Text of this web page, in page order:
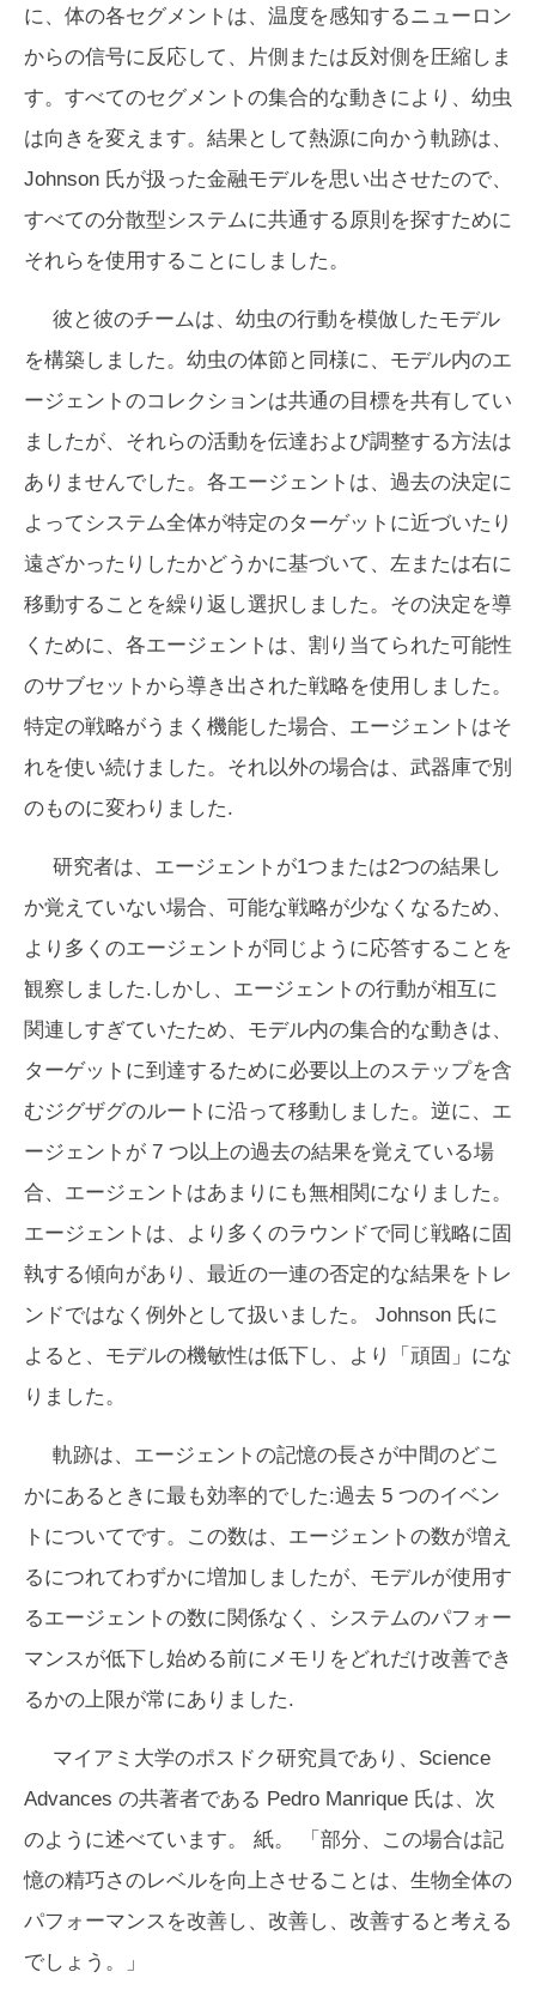
に、体の各セグメントは、温度を感知するニューロン
からの信号に反応して、片側または反対側を圧縮しま
す。すべてのセグメントの集合的な動きにより、幼虫
は向きを変えます。結果として熱源に向かう軌跡は、
Johnson 氏が扱った金融モデルを思い出させたので、
すべての分散型システムに共通する原則を探すために
それらを使用することにしました。
彼と彼のチームは、幼虫の行動を模倣したモデル
を構築しました。幼虫の体節と同様に、モデル内のエ
ージェントのコレクションは共通の目標を共有してい
ましたが、それらの活動を伝達および調整する方法は
ありませんでした。各エージェントは、過去の決定に
よってシステム全体が特定のターゲットに近づいたり
遠ざかったりしたかどうかに基づいて、左または右に
移動することを繰り返し選択しました。その決定を導
くために、各エージェントは、割り当てられた可能性
のサブセットから導き出された戦略を使用しました。
特定の戦略がうまく機能した場合、エージェントはそ
れを使い続けました。それ以外の場合は、武器庫で別
のものに変わりました.
研究者は、エージェントが1つまたは2つの結果し
か覚えていない場合、可能な戦略が少なくなるため、
より多くのエージェントが同じように応答することを
観察しました.しかし、エージェントの行動が相互に
関連しすぎていたため、モデル内の集合的な動きは、
ターゲットに到達するために必要以上のステップを含
むジグザグのルートに沿って移動しました。逆に、エ
ージェントが 7 つ以上の過去の結果を覚えている場
合、エージェントはあまりにも無相関になりました。
エージェントは、より多くのラウンドで同じ戦略に固
執する傾向があり、最近の一連の否定的な結果をトレ
ンドではなく例外として扱いました。 Johnson 氏に
よると、モデルの機敏性は低下し、より「頑固」にな
りました。
軌跡は、エージェントの記憶の長さが中間のどこ
かにあるときに最も効率的でした:過去 5 つのイベン
トについてです。この数は、エージェントの数が増え
るにつれてわずかに増加しましたが、モデルが使用す
るエージェントの数に関係なく、システムのパフォー
マンスが低下し始める前にメモリをどれだけ改善でき
るかの上限が常にありました.
マイアミ大学のポスドク研究員であり、 Science
Advances の共著者である Pedro Manrique 氏は、次
のように述べています。 紙。 「部分、この場合は記
憶の精巧さのレベルを向上させることは、生物全体の
パフォーマンスを改善し、改善し、改善すると考える
でしょう。」